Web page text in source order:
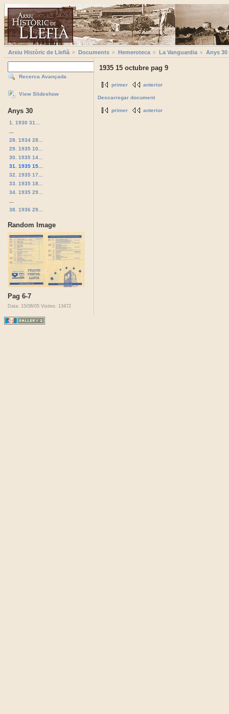
Arxiu Històric de Llefià Documents Hemeroteca La Vanguardia Anys 30
Recerca Avançada
View Slideshow
Anys 30
1. 1930 31...
28. 1934 28...
29. 1935 10...
30. 1935 14...
31. 1935 15...
32. 1935 17...
33. 1935 18...
34. 1935 29...
38. 1936 29...
Random Image
Pag 6-7
Data: 15/08/05 Visites: 13472
1935 15 octubre pag 9
primer anterior
Descarregar document
primer anterior